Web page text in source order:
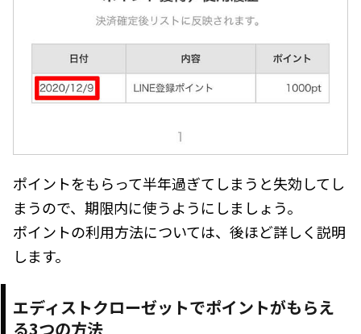
ポイントをもらって半年過ぎてしまうと失効してし
まうので、期限内に使うようにしましょう。
ポイントの利用方法については、後ほど詳しく説明
します。
エディストクローゼットでポイントがもらえ
る3つの方法